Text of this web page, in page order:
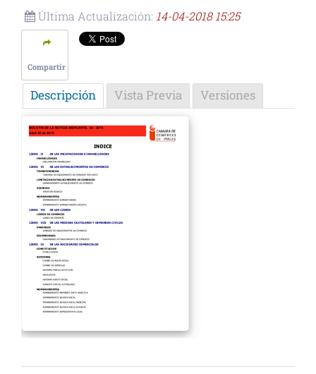
Última Actualización: 14-04-2018 15:25
Compartir
Descripción Vista Previa Versiones